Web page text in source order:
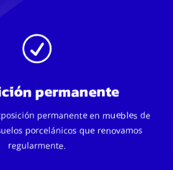
R
permanente
permanente en muebles de
porcelánicos que renovamos
regularmente.